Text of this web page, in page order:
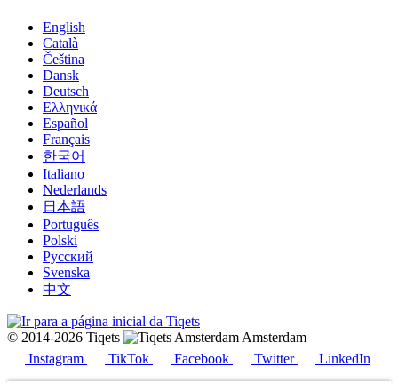
English
Català
Čeština
Dansk
Deutsch
Ελληνικά
Español
Français
한국어
Italiano
Nederlands
日本語
Português
Polski
Русский
Svenska
中文
© 2014-2026 Tiqets
Amsterdam
Instagram
TikTok Facebook Twitter
LinkedIn